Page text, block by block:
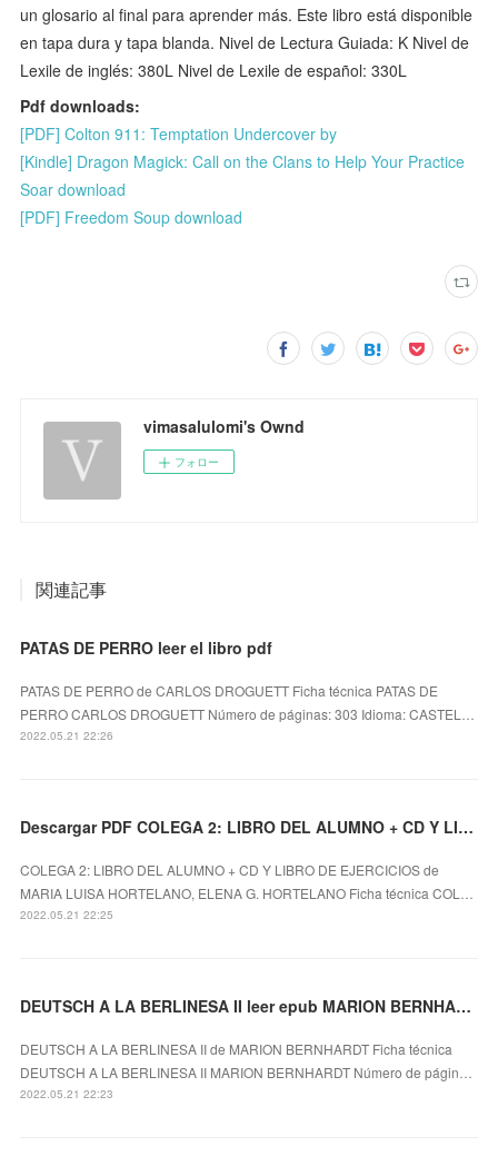
un glosario al final para aprender más. Este libro está disponible
en tapa dura y tapa blanda. Nivel de Lectura Guiada: K Nivel de
Lexile de inglés: 380L Nivel de Lexile de español: 330L
Pdf downloads:
[PDF] Colton 911: Temptation Undercover by
[Kindle] Dragon Magick: Call on the Clans to Help Your Practice
Soar download
[PDF] Freedom Soup download
vimasalulomi's Ownd
フォロー
関連記事
PATAS DE PERRO leer el libro pdf
PATAS DE PERRO de CARLOS DROGUETT Ficha técnica PATAS DE
PERRO CARLOS DROGUETT Número de páginas: 303 Idioma: CASTEL…
2022.05.21 22:26
Descargar PDF COLEGA 2: LIBRO DEL ALUMNO + CD Y LIBRO DE EJERCICIOS
COLEGA 2: LIBRO DEL ALUMNO + CD Y LIBRO DE EJERCICIOS de
MARIA LUISA HORTELANO, ELENA G. HORTELANO Ficha técnica COL…
2022.05.21 22:25
DEUTSCH A LA BERLINESA II leer epub MARION BERNHARDT
DEUTSCH A LA BERLINESA II de MARION BERNHARDT Ficha técnica
DEUTSCH A LA BERLINESA II MARION BERNHARDT Número de págin…
2022.05.21 22:23